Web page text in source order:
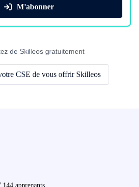
M'abonner
de Skilleos gratuitement
CSE de vous offrir Skilleos
144 apprenants